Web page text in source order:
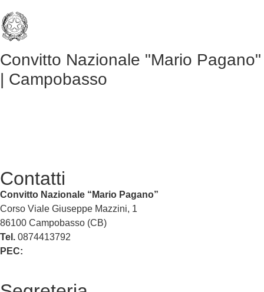
Convitto Nazionale "Mario Pagano"
| Campobasso
Contatti
Convitto Nazionale “Mario Pagano”
Corso Viale Giuseppe Mazzini, 1
86100 Campobasso (CB)
Tel. 0874413792
PEC: